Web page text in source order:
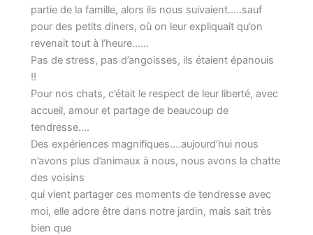
partie de la famille, alors ils nous suivaient…..sauf
pour des petits diners, où on leur expliquait qu’on
revenait tout à l’heure……
Pas de stress, pas d’angoisses, ils étaient épanouis
!!
Pour nos chats, c’était le respect de leur liberté, avec
accueil, amour et partage de beaucoup de
tendresse….
Des expériences magnifiques….aujourd’hui nous
n’avons plus d’animaux à nous, nous avons la chatte
des voisins
qui vient partager ces moments de tendresse avec
moi, elle adore être dans notre jardin, mais sait très
bien que